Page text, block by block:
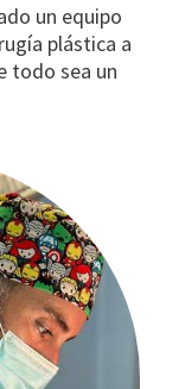
un equipo
plástica a
todo sea un